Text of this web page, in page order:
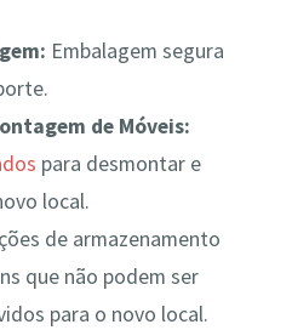
Embalagem segura
de Móveis:
para desmontar e
local.
de armazenamento
que não podem ser
para o novo local.